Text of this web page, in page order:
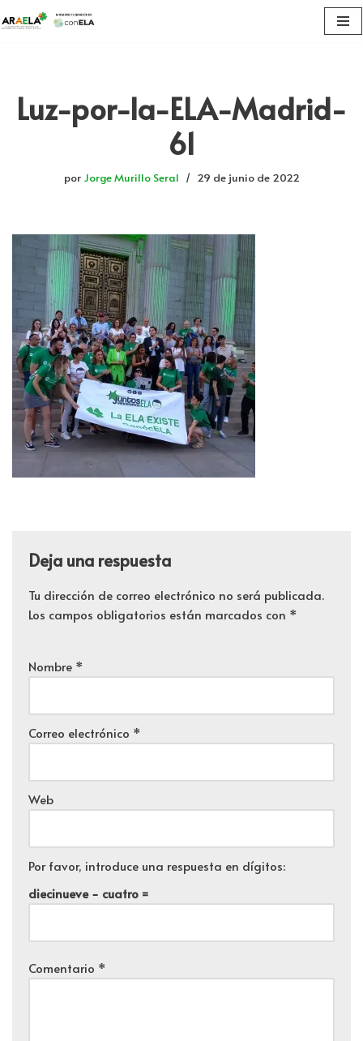
Luz-por-la-ELA-Madrid-
61
por Jorge Murillo Seral 29 de junio de 2022
Deja una respuesta
Tu dirección de correo electrónico no será publicada.
Los campos obligatorios están marcados con *
Nombre *
Correo electrónico *
Web
Por favor, introduce una respuesta en dígitos:
diecinueve − cuatro =
Comentario *